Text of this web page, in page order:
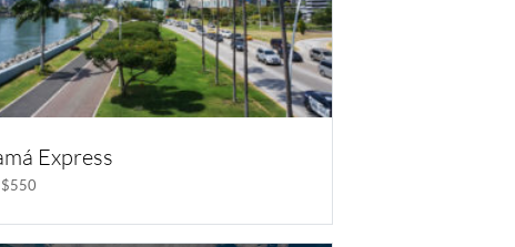
Express
$550